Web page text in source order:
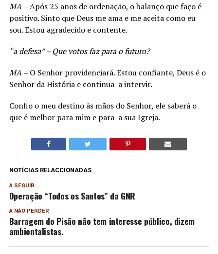
MA –Após 25 anos de ordenação, o balanço que faço é
positivo. Sinto que Deus me ama e me aceita como eu
sou. Estou agradecido e contente.
“a defesa” – Que votos faz para o futuro?
MA –O Senhor providenciará. Estou confiante, Deus é o
Senhor da História e continua a intervir.
Confio o meu destino às mãos do Senhor, ele saberá o
que é melhor para mim e para a sua Igreja.
NOTÍCIAS RELACCIONADAS
A SEGUIR
Operação “Todos os Santos” da GNR
A NÃO PERDER
Barragem do Pisão não tem interesse público, dizem
ambientalistas.